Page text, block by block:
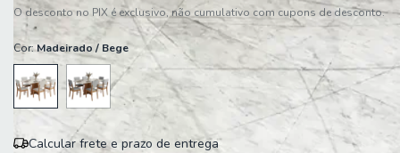
O desconto no PIX é exclusivo, não cumulativo com cupons de desconto.
Cor:Madeirado / Bege
Calcular frete e prazo de entrega